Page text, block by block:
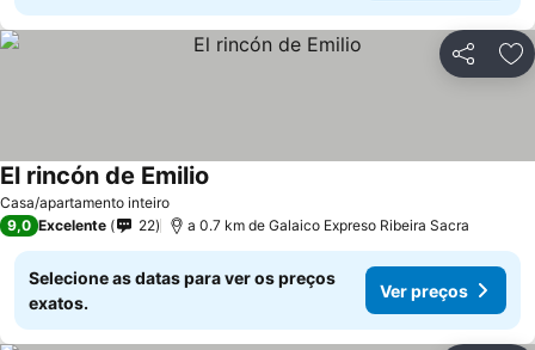
Partilhar
Casa/apartamento inteiro
El rincón de Emilio
9,0 Excelente 22 a 0.7 km de Galaico Expreso Ribeira Sacra
Selecione as datas para ver os preços
exatos.
Ver preços